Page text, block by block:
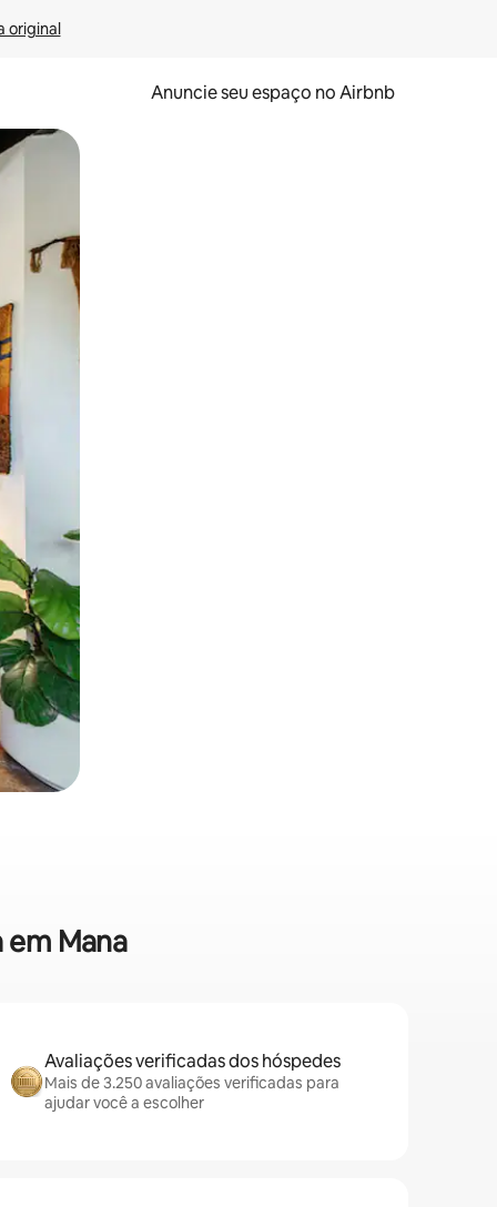
original
Anuncie seu espaço no Airbnb
o dedo na tela.
Mana
Avaliações verificadas dos hóspedes
Mais de 3.250 avaliações verificadas para
ajudar você a escolher